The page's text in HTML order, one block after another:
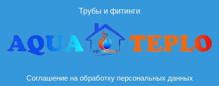
Трубы и фитинги
Соглашение на обработку персональных данных